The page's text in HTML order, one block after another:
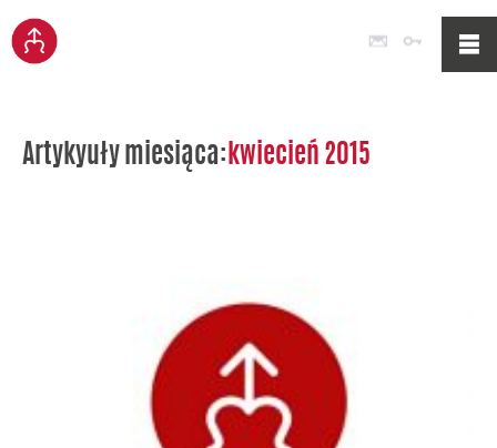
Poczta
Artykyuły miesiąca: kwiecień 2015